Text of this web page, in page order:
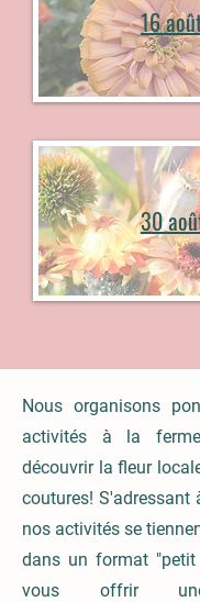
16
30
Nous organisons
activités à la
découvrir la fleur
coutures! S'adressant
nos activités se
dans un format "petit
vous offrir une